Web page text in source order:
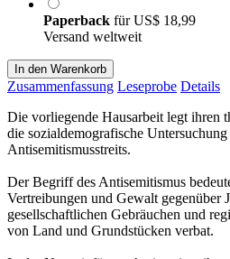
Paperback fürUS$ 18,99
Versand weltweit
In den Warenkorb
Zusammenfassung Leseprobe Details
Die vorliegende Hausarbeit legt ihren
die sozialdemografische
Antisemitismusstreits.
Der Begriff des Antisemitismus
Vertreibungen und Gewalt gegenüber
gesellschaftlichen Gebräuchen und
von Land und Grundstücken verbat.